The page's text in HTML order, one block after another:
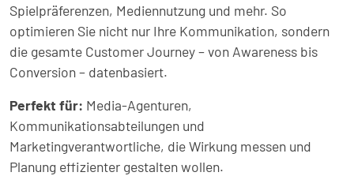
Spielpräferenzen, Mediennutzung und mehr. So
optimieren Sie nicht nur Ihre Kommunikation, sondern
die gesamte Customer Journey – von Awareness bis
Conversion – datenbasiert.
Perfekt für: Media-Agenturen,
Kommunikationsabteilungen und
Marketingverantwortliche, die Wirkung messen und
Planung effizienter gestalten wollen.